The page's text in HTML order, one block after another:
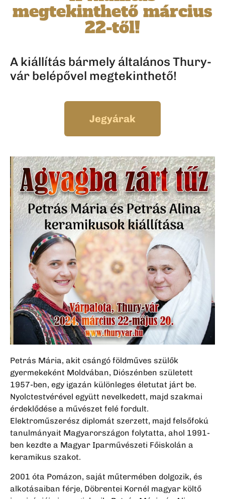
megtekinthető március
22-től!
A kiállítás bármely általános Thury-
vár belépővel megtekinthető!
Jegyárak
Petrás Mária, akit csángó földműves szülők
gyermekeként Moldvában, Diószénben született
1957-ben, egy igazán különleges életutat járt be.
Nyolctestvérével együtt nevelkedett, majd szakmai
érdeklődése a művészet felé fordult.
Elektroműszerész diplomát szerzett, majd felsőfokú
tanulmányait Magyarországon folytatta, ahol 1991-
ben kezdte a Magyar Iparművészeti Főiskolán a
keramikus szakot.
2001 óta Pomázon, saját műtermében dolgozik, és
alkotásaiban férje, Döbrentei Kornél magyar költő